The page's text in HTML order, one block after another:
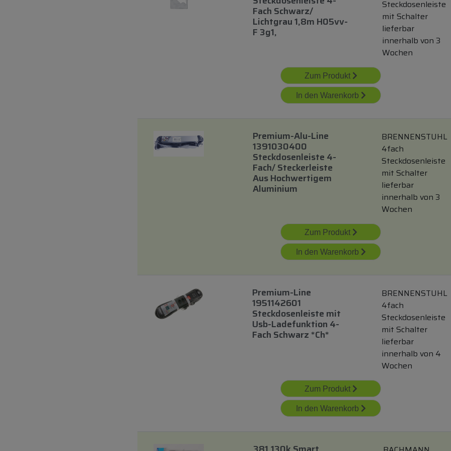
Fach Schwarz/
Lichtgrau 1,8m H05vv-
F 3g1,
Steckdosenleiste
mit Schalter
lieferbar
innerhalb von 3
Wochen
Zum Produkt
In den Warenkorb
Premium-Alu-Line
1391030400
Steckdosenleiste 4-
Fach/ Steckerleiste
Aus Hochwertigem
Aluminium
BRENNENSTUHL
4fach
Steckdosenleiste
mit Schalter
lieferbar
innerhalb von 3
Wochen
Zum Produkt
In den Warenkorb
Premium-Line
1951142601
Steckdosenleiste mit
Usb-Ladefunktion 4-
Fach Schwarz *ch*
BRENNENSTUHL
4fach
Steckdosenleiste
mit Schalter
lieferbar
innerhalb von 4
Wochen
Zum Produkt
In den Warenkorb